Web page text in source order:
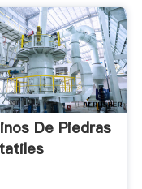
De Piedras